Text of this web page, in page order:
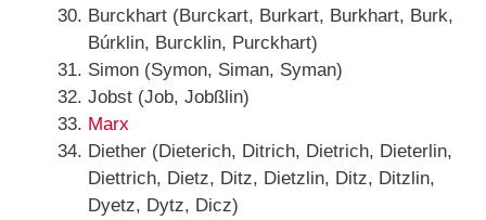
Burckhart (Burckart, Burkart, Burkhart, Burk,
Búrklin, Burcklin, Purckhart)
Simon (Symon, Siman, Syman)
Jobst (Job, Jobßlin)
Marx
Diether (Dieterich, Ditrich, Dietrich, Dieterlin,
Diettrich, Dietz, Ditz, Dietzlin, Ditz, Ditzlin,
Dyetz, Dytz, Dicz)